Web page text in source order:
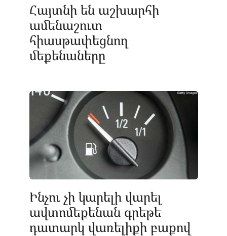
Հայտնի են աշխարհի
ամենաշուտ
հիասթափեցնող
մեքենաները
Ինչու չի կարելի վարել
ավտոմեքենան գրեթե
դատարկ վառելիքի բաքով